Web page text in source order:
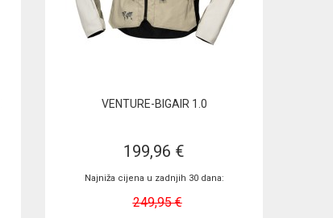
VENTURE-BIGAIR 1.0
199,96 €
Najniža cijena u zadnjih 30 dana:
249,95 €